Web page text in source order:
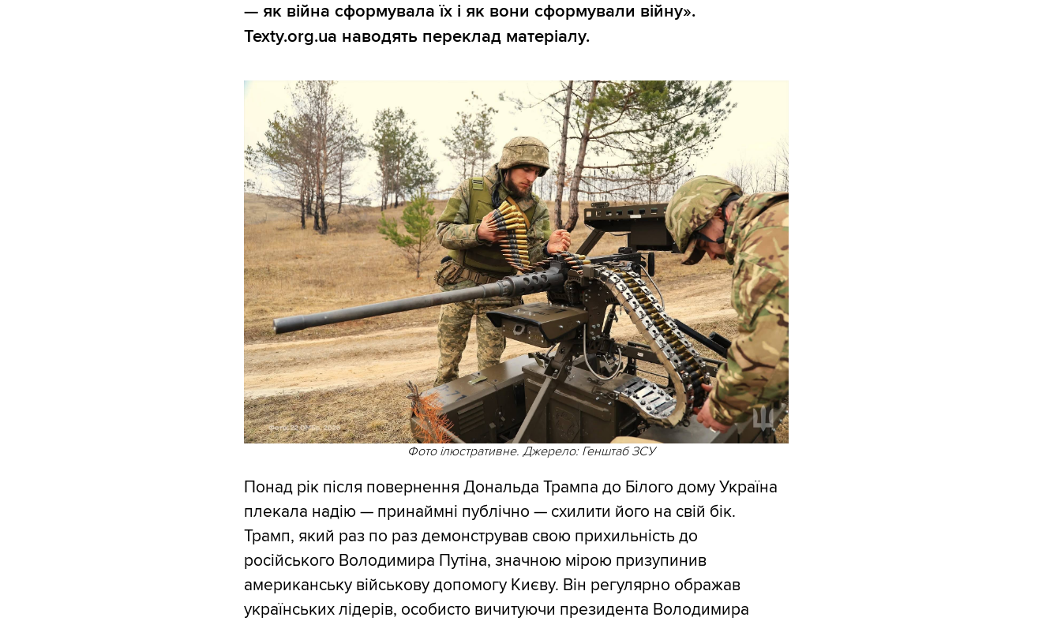
— як війна сформувала їх і як вони сформували війну».
Texty.org.ua наводять переклад матеріалу.
Фото ілюстративне. Джерело: Генштаб ЗСУ
Понад рік після повернення Дональда Трампа до Білого дому Україна
плекала надію — принаймні публічно — схилити його на свій бік.
Трамп, який раз по раз демонстрував свою прихильність до
російського Володимира Путіна, значною мірою призупинив
американську військову допомогу Києву. Він регулярно ображав
українських лідерів, особисто вичитуючи президента Володимира